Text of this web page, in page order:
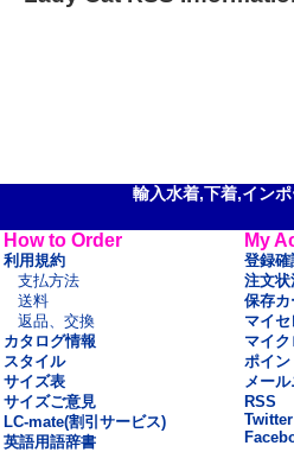
輸入水着,下着,イン
How to Order
利用規約
支払方法
送料
返品、交換
カタログ情報
スタイル
サイズ表
サイズご意見
LC-mate(割引サービス)
英語用語辞書
My
登録確
注文状
保存カ
マイ
マイク
ポイン
メー
RSS
Twitter